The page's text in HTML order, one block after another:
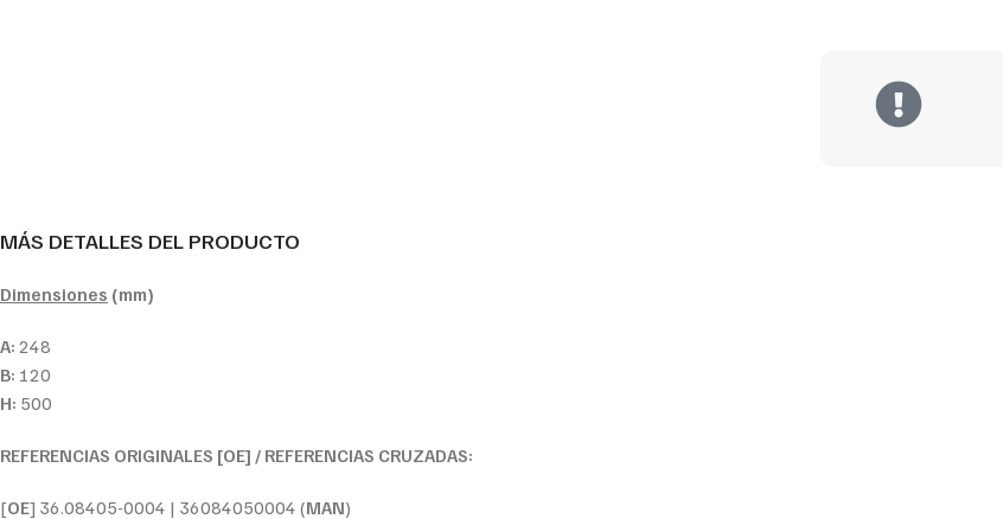
MÁS DETALLES DEL PRODUCTO
Dimensiones (mm)
A: 248
B: 120
H: 500
REFERENCIAS ORIGINALES [OE] / REFERENCIAS CRUZADAS:
[OE] 36.08405-0004 | 36084050004 (MAN)